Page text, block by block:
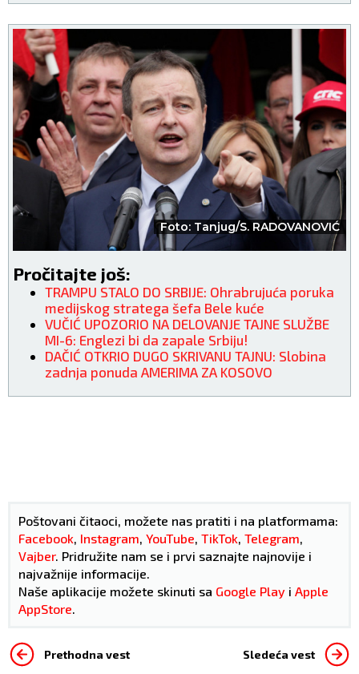
Foto: Tanjug/S. RADOVANOVIĆ
Pročitajte još:
TRAMPU STALO DO SRBIJE: Ohrabrujuća poruka
medijskog stratega šefa Bele kuće
VUČIĆ UPOZORIO NA DELOVANJE TAJNE SLUŽBE
MI-6: Englezi bi da zapale Srbiju!
DAČIĆ OTKRIO DUGO SKRIVANU TAJNU: Slobina
zadnja ponuda AMERIMA ZA KOSOVO
Poštovani čitaoci, možete nas pratiti i na platformama:
Facebook, Instagram, YouTube, TikTok, Telegram,
Vajber. Pridružite nam se i prvi saznajte najnovije i
najvažnije informacije.
Naše aplikacije možete skinuti sa Google Play i Apple
AppStore.
Prethodna vest Sledeća vest